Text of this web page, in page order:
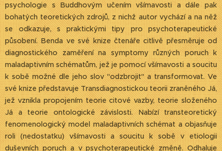
psychologie s Buddhovým učením všímavosti a dále pak
bohatých teoretických zdrojů, z nichž autor vychází a na něž
se odkazuje, s praktickými tipy pro psychoterapeutické
působení. Benda ve své knize čtenáře citlivě přesměruje od
diagnostického zaměření na symptomy různých poruch k
maladaptivním schématům, jež je pomocí všímavosti a soucitu
k sobě možné dle jeho slov "odzbrojit" a transformovat. Ve
své knize představuje Transdiagnostickou teorii zraněného Já,
jež vznikla propojením teorie citové vazby, teorie složeného
Já a teorie ontologické závislosti. Nabízí transteoretický
fenomenologický model maladaptivních schémat a objasňuje
roli (nedostatku) všímavosti a soucitu k sobě v etiologii
duševních poruch a v psychoterapeutické změně. Odhaluje